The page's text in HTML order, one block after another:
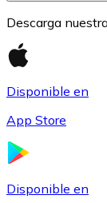
Descarga
Disponible en
App Store
Disponible en